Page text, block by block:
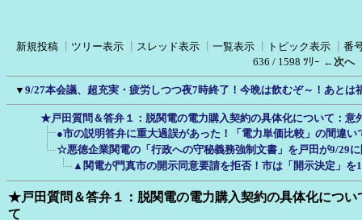
新規投稿 ツリー表示 スレッド表示 一覧表示 トピック表示
番
636 / 1598 ﾂﾘｰ ←次へ
▼ 9/27本会議、超充実・疲労しつつ夜7時終了！今晩は飲むぞ～！あとは
★戸田質問＆答弁１：脱関電の電力購入契約の具体化について：意
●市の説明答弁に重大過誤があった！「電力単価比較」の間違い
☆悪徳企業関電の「行政への守秘義務強制文書」を戸田が9/29
▲関電が門真市の開示同意要請を拒否！市は「開示決定」を
★戸田質問＆答弁１：脱関電の電力購入契約の具体化につい
て